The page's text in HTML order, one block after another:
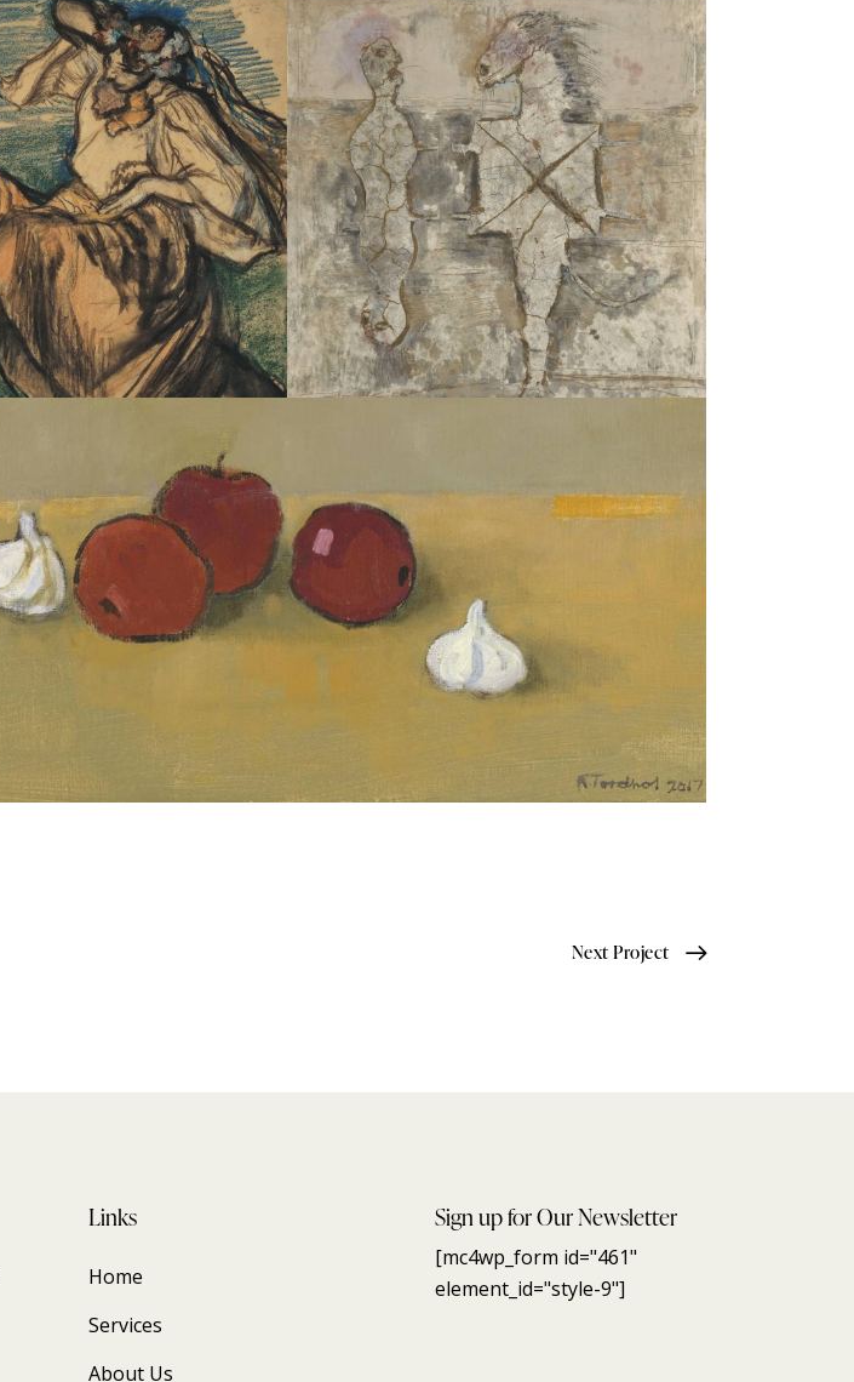
Next Project
Links
Home
Services
About Us
Sign up for Our Newsletter
[mc4wp_form id="461"
element_id="style-9"]